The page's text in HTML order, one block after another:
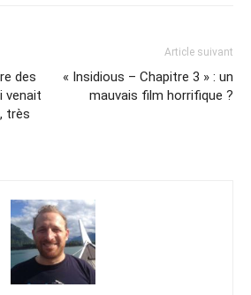
des
venait
très
Article suivant
« Insidious – Chapitre 3 » : un
mauvais film horrifique ?